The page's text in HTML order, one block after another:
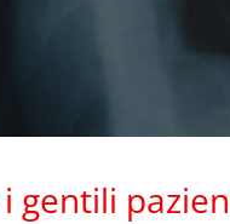
gentili